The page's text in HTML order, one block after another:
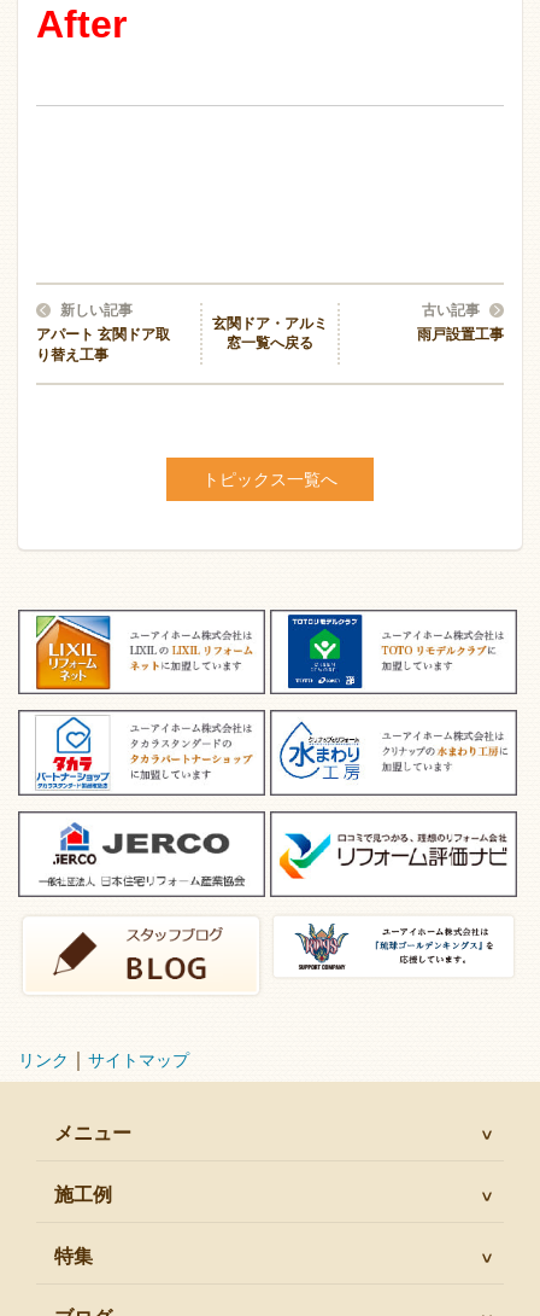
After
新しい記事
アパート 玄関ドア取
り替え工事
玄関ドア・アルミ
窓一覧へ戻る
古い記事
雨戸設置工事
トピックス一覧へ
リンク サイトマップ
メニュー
施工例
特集